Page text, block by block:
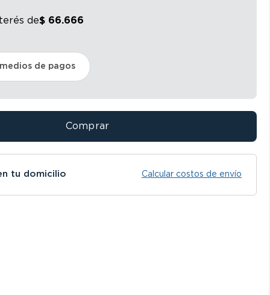
de$ 66.666
de pagos
Comprar
tu domicilio Calcular costos de envío